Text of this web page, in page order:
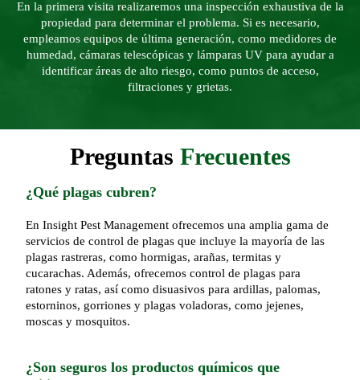
En la primera visita realizaremos una inspección exhaustiva de la
propiedad para determinar el problema. Si es necesario,
empleamos equipos de última generación, como medidores de
humedad, cámaras telescópicas y lámparas UV para ayudar a
identificar áreas de alto riesgo, como puntos de acceso,
filtraciones y grietas.
Preguntas Frecuentes
¿Qué plagas cubren?
En Insight Pest Management ofrecemos una amplia gama de
servicios de control de plagas que incluye la mayoría de las
plagas rastreras, como hormigas, arañas, termitas y
cucarachas. Además, ofrecemos control de plagas para
ratones y ratas, así como disuasivos para ardillas, palomas,
estorninos, gorriones y plagas voladoras, como jejenes,
moscas y mosquitos.
¿Son seguros los productos químicos que